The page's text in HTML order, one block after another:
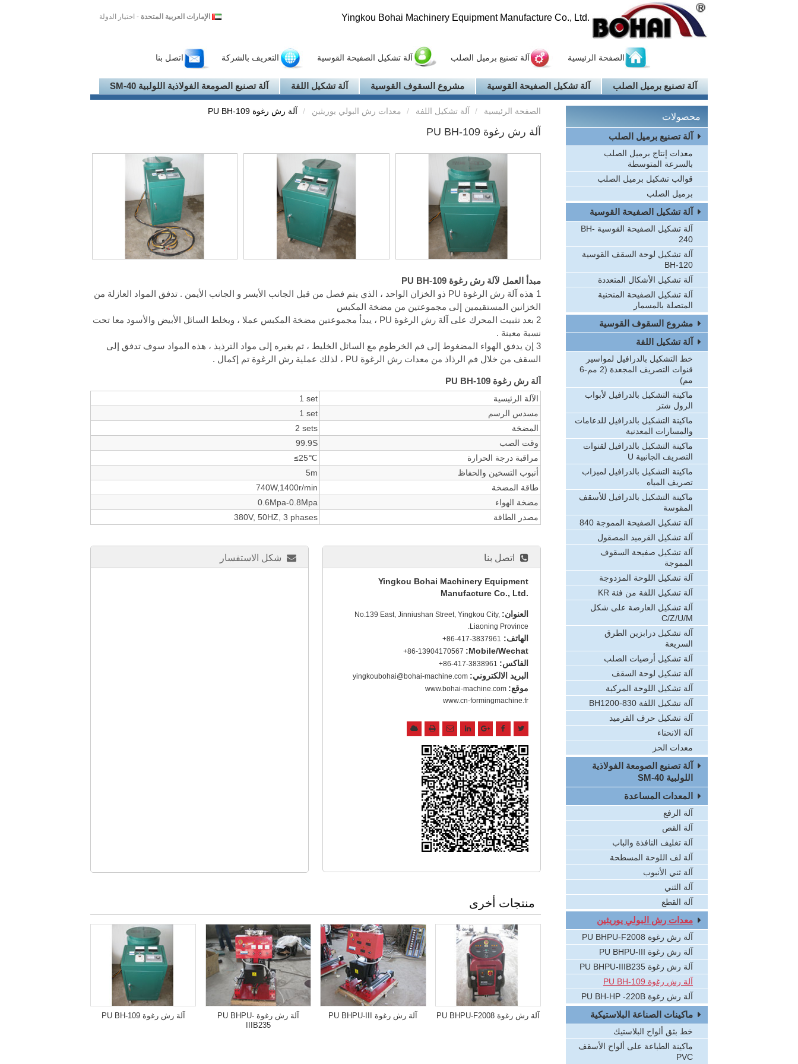
Yingkou Bohai Machinery Equipment Manufacture Co., Ltd. الإمارات العربية المتحدة - اختيار الدولة
الصفحة الرئيسية آلة تصنيع برميل الصلب آلة تشكيل الصفيحة القوسية التعريف بالشركة اتصل بنا
آلة تصنيع برميل الصلب آلة تشكيل الصفيحة القوسية مشروع السقوف القوسية آلة تشكيل اللفة آلة تصنيع الصومعة الفولاذية اللولبية SM-40
الصفحة الرئيسية آلة تشكيل اللفة معدات رش البولي يوريثين آلة رش رغوة PU BH-109
آلة رش رغوة PU BH-109
مبدأ العمل لآلة رش رغوة PU BH-109
1 هذه آلة رش الرغوة PU ذو الخزان الواحد ، الذي يتم فصل من قبل الجانب الأيسر و الجانب الأيمن . تدفق المواد العازلة من
الخزانين المستقيمين إلى مجموعتين من مضخة المكبس
2 بعد تثبيت المحرك على آلة رش الرغوة PU ، يبدأ مجموعتين مضخة المكبس عملا ، ويخلط السائل الأبيض والأسود معا تحت
نسبة معينة .
3 إن يدفق الهواء المضغوط إلى فم الخرطوم مع السائل الخليط ، ثم يغيره إلى مواد الترذيذ ، هذه المواد سوف تدفق إلى
السقف من خلال فم الرذاذ من معدات رش الرغوة PU ، لذلك عملية رش الرغوة تم إكمال .
آلة رش رغوة PU BH-109
الآلة الرئيسية
1 set
مسدس الرسم
1 set
المضخة
2 sets
وقت الصب
99.9S
مراقبة درجة الحرارة
≤25℃
أنبوب التسخين والحفاظ
5m
طاقة المضخة
740W,1400r/min
مضخة الهواء
0.6Mpa-0.8Mpa
مصدر الطاقة
380V, 50HZ, 3 phases
شكل الاستفسار اتصل بنا
Yingkou Bohai Machinery Equipment
Manufacture Co., Ltd.
العنوان: No.139 East, Jinniushan Street, Yingkou City,
Liaoning Province.
الهاتف: +86-417-3837961
Mobile/Wechat:
+86-13904170567
الفاكس: +86-417-3838961
البريد الالكتروني: yingkoubohai@bohai-machine.com
موقع:
www.cn-formingmachine.fr
منتجات أخرى
آلة رش رغوة PU BHPU-F2008 آلة رش رغوة PU BHPU-III
آلة رش رغوة PU BHPU-
IIIB235
آلة رش رغوة PU BH-109
محصولات
آلة تصنيع برميل الصلب
معدات إنتاج برميل الصلب
بالسرعة المتوسطة
قوالب تشكيل برميل الصلب
برميل الصلب
آلة تشكيل الصفيحة القوسية
آلة تشكيل الصفيحة القوسية BH-
240
آلة تشكيل لوحة السقف القوسية
BH-120
آلة تشكيل الأشكال المتعددة
آلة تشكيل الصفيحة المنحنية
المتصلة بالمسمار
مشروع السقوف القوسية
آلة تشكيل اللفة
خط التشكيل بالدرافيل لمواسير
قنوات التصريف المجعدة (2 مم-6
مم)
ماكينة التشكيل بالدرافيل لأبواب
الرول شتر
ماكينة التشكيل بالدرافيل للدعامات
والمسارات المعدنية
ماكينة التشكيل بالدرافيل لقنوات
التصريف الجانبية U
ماكينة التشكيل بالدرافيل لميزاب
تصريف المياه
ماكينة التشكيل بالدرافيل للأسقف
المقوسة
آلة تشكيل الصفيحة المموجة 840
آلة تشكيل القرميد المصقول
آلة تشكيل صفيحة السقوف
المموجة
آلة تشكيل اللوحة المزدوجة
آلة تشكيل اللفة من فئة KR
آلة تشكيل العارضة على شكل
C/Z/U/M
آلة تشكيل درابزين الطرق
السريعة
آلة تشكيل أرضيات الصلب
آلة تشكيل لوحة السقف
آلة تشكيل اللوحة المركبة
آلة تشكيل اللفة BH1200-830
آلة تشكيل حرف القرميد
آلة الانحناء
معدات الحز
آلة تصنيع الصومعة الفولاذية
اللولبية SM-40
المعدات المساعدة
آلة الرفع
آلة القص
آلة تغليف النافذة والباب
آلة لف اللوحة المسطحة
آلة ثني الأنبوب
آلة الثني
آلة القطع
معدات رش البولي يوريثين
آلة رش رغوة PU BHPU-F2008
آلة رش رغوة PU BHPU-III
آلة رش رغوة PU BHPU-IIIB235
آلة رش رغوة PU BH-109
آلة رش رغوة PU BH-HP -220B
ماكينات الصناعة البلاستيكية
خط بثق ألواح البلاستيك
ماكينة الطباعة على ألواح الأسقف
PVC